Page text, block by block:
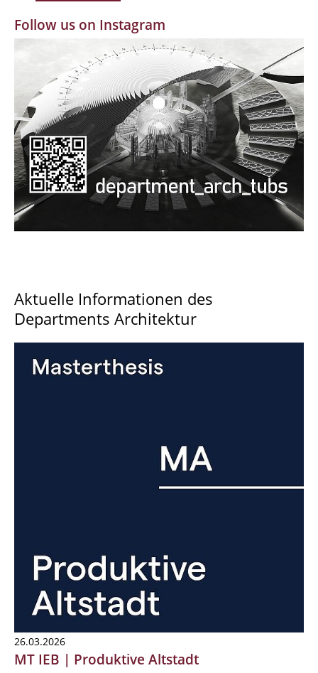
Alumni | cloud club
Documents and Downloads
Follow us on Instagram
Aktuelle Informationen des
Departments Architektur
26.03.2026
MT IEB | Produktive Altstadt